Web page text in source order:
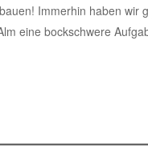
Immerhin haben wir
eine bockschwere